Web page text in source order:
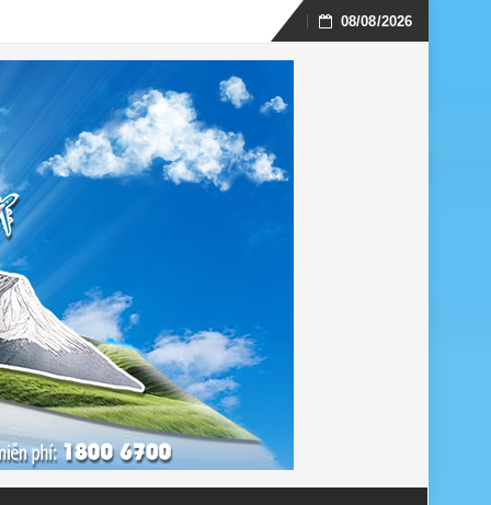
Skip
08/08/2026